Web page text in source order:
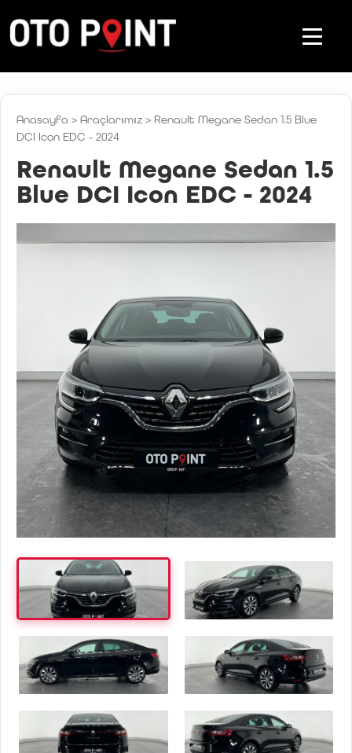
Anasayfa > Araçlarımız > Renault Megane Sedan 1.5 Blue
DCI Icon EDC - 2024
Renault Megane Sedan 1.5
Blue DCI Icon EDC - 2024